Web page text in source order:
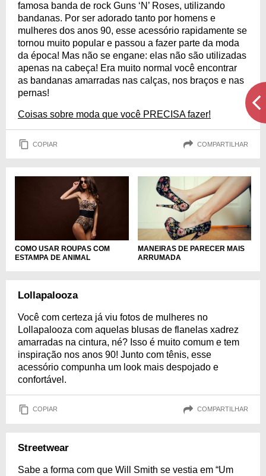
famosa banda de rock Guns ‘N’ Roses, utilizando
bandanas. Por ser adorado tanto por homens e
mulheres dos anos 90, esse acessório rapidamente se
tornou muito popular e passou a fazer parte da moda
da época! Mas não se engane: elas não são utilizadas
apenas na cabeça! Era muito normal você encontrar
as bandanas amarradas nas calças, nos braços e nas
pernas!
Coisas sobre moda que você PRECISA fazer!
COPIAR COMPARTILHAR
COMO USAR ROUPAS COM
ESTAMPA DE ANIMAL
MANEIRAS DE PARECER MAIS
ARRUMADA
Lollapalooza
Você com certeza já viu fotos de mulheres no
Lollapalooza com aquelas blusas de flanelas xadrez
amarradas na cintura, né? Isso é muito comum e tem
inspiração nos anos 90! Junto com tênis, esse
acessório compunha um look mais despojado e
confortável.
COPIAR COMPARTILHAR
Streetwear
Sabe a forma com que Will Smith se vestia em “Um